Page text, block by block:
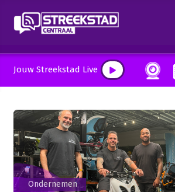
Jouw Streekstad Live
Ondernemen